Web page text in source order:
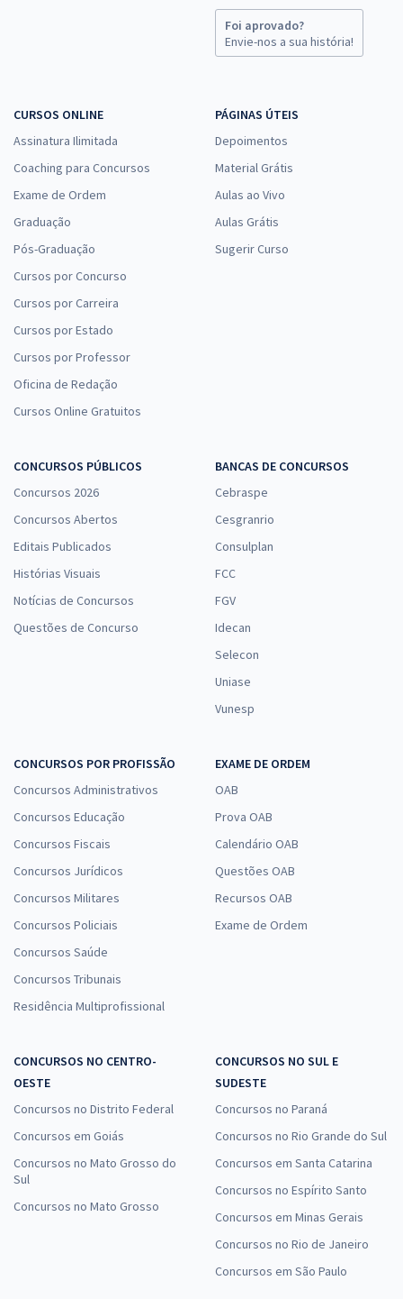
Foi aprovado?
Envie-nos a sua história!
CURSOS ONLINE
Assinatura Ilimitada
Coaching para Concursos
Exame de Ordem
Graduação
Pós-Graduação
Cursos por Concurso
Cursos por Carreira
Cursos por Estado
Cursos por Professor
Oficina de Redação
Cursos Online Gratuitos
PÁGINAS ÚTEIS
Depoimentos
Material Grátis
Aulas ao Vivo
Aulas Grátis
Sugerir Curso
CONCURSOS PÚBLICOS
Concursos 2026
Concursos Abertos
Editais Publicados
Histórias Visuais
Notícias de Concursos
Questões de Concurso
BANCAS DE CONCURSOS
Cebraspe
Cesgranrio
Consulplan
FCC
FGV
Idecan
Selecon
Uniase
Vunesp
CONCURSOS POR PROFISSÃO
Concursos Administrativos
Concursos Educação
Concursos Fiscais
Concursos Jurídicos
Concursos Militares
Concursos Policiais
Concursos Saúde
Concursos Tribunais
Residência Multiprofissional
EXAME DE ORDEM
OAB
Prova OAB
Calendário OAB
Questões OAB
Recursos OAB
Exame de Ordem
CONCURSOS NO CENTRO-
OESTE
Concursos no Distrito Federal
Concursos em Goiás
Concursos no Mato Grosso do
Sul
Concursos no Mato Grosso
CONCURSOS NO SUL E
SUDESTE
Concursos no Paraná
Concursos no Rio Grande do Sul
Concursos em Santa Catarina
Concursos no Espírito Santo
Concursos em Minas Gerais
Concursos no Rio de Janeiro
Concursos em São Paulo